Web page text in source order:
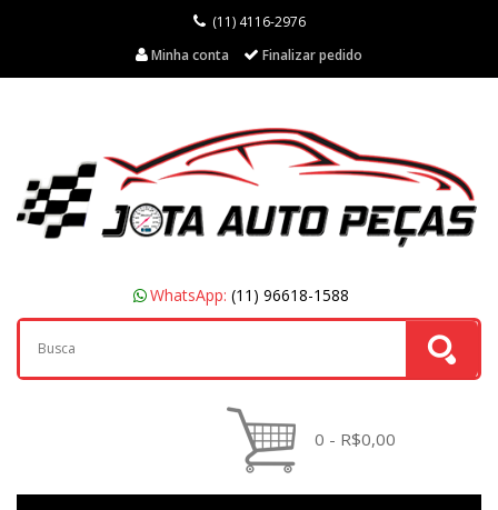
(11) 4116-2976
Minha conta
Finalizar pedido
WhatsApp: (11) 96618-1588
0 - R$0,00